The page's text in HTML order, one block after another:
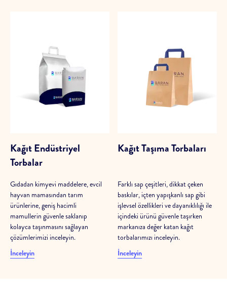
Kağıt Endüstriyel
Torbalar
Gıdadan kimyevi maddelere, evcil
hayvan mamasından tarım
ürünlerine, geniş hacimli
mamullerin güvenle saklanıp
kolayca taşınmasını sağlayan
çözümlerimizi inceleyin.
İnceleyin
Kağıt Taşıma Torbaları
Farklı sap çeşitleri, dikkat çeken
baskılar, içten yapışkanlı sap gibi
işlevsel özellikleri ve dayanıklılığı ile
içindeki ürünü güvenle taşırken
markanıza değer katan kağıt
torbalarımızı inceleyin.
İnceleyin